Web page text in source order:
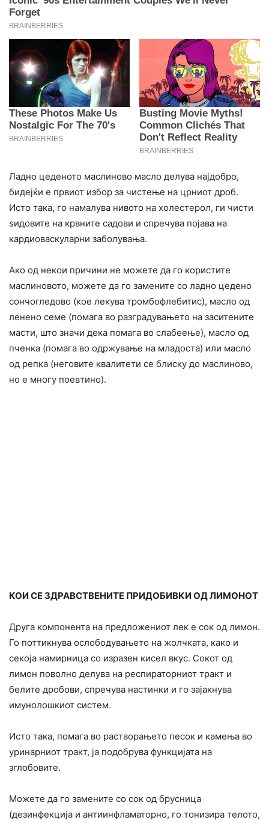
Ладно цеденото маслиново масло делува најдобро,
бидејќи е првиот избор за чистење на црниот дроб.
Исто така, го намалува нивото на холестерол, ги чисти
ѕидовите на крвните садови и спречува појава на
кардиоваскуларни заболувања.
Ако од некои причини не можете да го користите
маслиновото, можете да го замените со ладно цедено
сончогледово (кое лекува тромбофлебитис), масло од
ленено семе (помага во разградувањето на заситените
масти, што значи дека помага во слабеење), масло од
пченка (помага во одржување на младоста) или масло
од репка (неговите квалитети се блиску до маслиново,
но е многу поевтино).
КОИ СЕ ЗДРАВСТВЕНИТЕ ПРИДОБИВКИ ОД ЛИМОНОТ
Друга компонента на предложениот лек е сок од лимон.
Го поттикнува ослободувањето на жолчката, како и
секоја намирница со изразен кисел вкус. Сокот од
лимон поволно делува на респираторниот тракт и
белите дробови, спречува настинки и го зајакнува
имунолошкиот систем.
Исто така, помага во растворањето песок и камења во
уринарниот тракт, ја подобрува функцијата на
зглобовите.
Можете да го замените со сок од брусница
(дезинфекција и антиинфламаторно, го тонизира телото,